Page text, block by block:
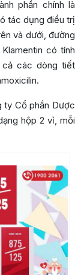
phần chính là
tác dụng điều trị
và dưới, đường
có tính
cả các dòng tiết
ty Cổ phần Dược
hộp 2 vỉ, mỗi